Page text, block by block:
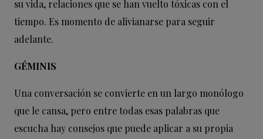
su vida, relaciones que se han vuelto tóxicas con el
tiempo. Es momento de alivianarse para seguir
adelante.
GÉMINIS
Una conversación se convierte en un largo monólogo
que le cansa, pero entre todas esas palabras que
escucha hay consejos que puede aplicar a su propia